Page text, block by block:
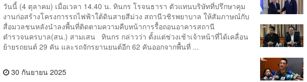
วันนี้ (4 ตุลาคม) เมื่อเวลา 14.40 น. ทินกร โรจนธารา ตัวแทนบริษัทที่ปรึกษาคุม
งานก่อสร้างโครงการรถไฟฟ้าใต้ดินสายสีม่วง สถานีวชิรพยาบาล ให้สัมภาษณ์กับ
สื่อมวลชนหลังนำลงพื้นที่ติดตามความคืบหน้าการรื้อถอนอาคารสถานี
ตำรวจนครบาล(สน.) สามเสน ทินกร กล่าวว่า ตั้งแต่ช่วงเช้าเจ้าหน้าที่ได้เคลื่อน
ย้ายรถยนต์ 29 คัน และรถจักรยานยนต์อีก 62 คันออกจากพื้นที่ ...
30 กันยายน 2025